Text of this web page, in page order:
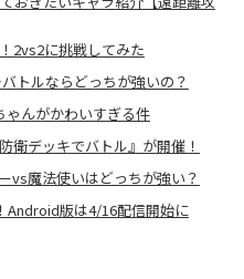
2vs2に挑戦してみた
トルならどっちが強いの？
んがかわいすぎる件
衛デッキでバトル』が開催！
vs魔法使いはどっちが強い？
Android版は4/16配信開始に